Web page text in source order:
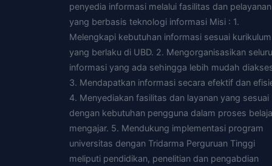
penyedia informasi melalui fasilitas dan pelayanan
yang berbasis teknologi informasi Misi : 1.
Melengkapi kebutuhan informasi sesuai kurikulum
yang berlaku di UBD. 2. Mengorganisasikan
informasi yang ada sehingga lebih mudah
3. Mendapatkan informasi secara efektif dan
4. Menyediakan fasilitas dan layanan yang sesuai
dengan kebutuhan pengguna dalam proses
mengajar. 5. Mendukung implementasi program
universitas dengan Tridarma Perguruan Tinggi
meliputi pendidikan, penelitian dan pengabdian